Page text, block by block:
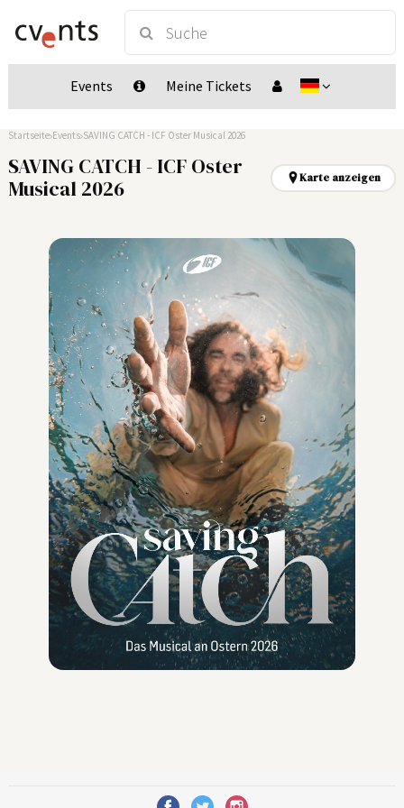
Events Meine Tickets
Startseite Events SAVING CATCH - ICF Oster Musical 2026
SAVING CATCH - ICF Oster
Musical 2026
Karte anzeigen